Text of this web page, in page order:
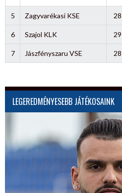
5 Zagyvarékasi KSE 28
6 Szajol KLK 29
7 Jászfényszaru VSE 28
LEGEREDMÉNYESEBB JÁTÉKOSAINK